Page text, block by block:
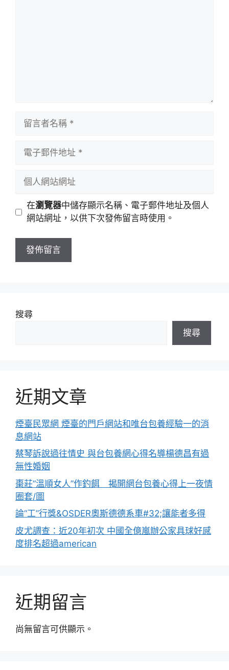
址
站
址
在瀏覽器中儲存顯示名稱、電子郵件地址及個人
網站網址，以供下次發佈留言時使用。
搜尋
搜尋
近期文章
煙臺民眾網 煙臺的門戶網站和唯台包養經驗一的消
息網站
蔡琴訴說過往情史 與台包養網心得名導楊德昌有過
無性婚姻
棗莊”溫順女人”作釣餌 揭開網台包養心得上一夜情
圈套/圖
論“工”行獎&OSDER奧斯德德系車#32;讓能者多得
皮尤調查：近20年初次 中國全億嵐辦公家具球好感
度排名超過american
近期留言
尚無留言可供顯示。